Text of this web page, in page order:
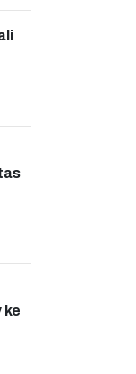
ke